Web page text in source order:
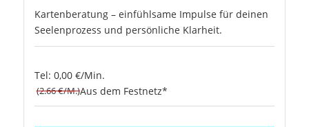
Kartenberatung – einfühlsame Impulse für deinen
Seelenprozess und persönliche Klarheit.
Tel: 0,00 €/Min.
(2.66 €/M.)Aus dem Festnetz*